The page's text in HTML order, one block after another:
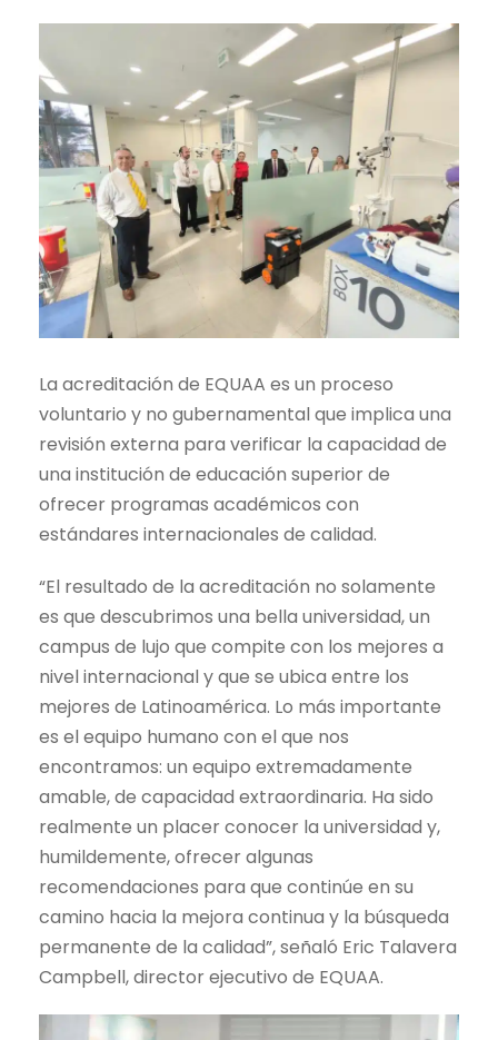
La acreditación de EQUAA es un proceso
voluntario y no gubernamental que implica una
revisión externa para verificar la capacidad de
una institución de educación superior de
ofrecer programas académicos con
estándares internacionales de calidad.
“El resultado de la acreditación no solamente
es que descubrimos una bella universidad, un
campus de lujo que compite con los mejores a
nivel internacional y que se ubica entre los
mejores de Latinoamérica. Lo más importante
es el equipo humano con el que nos
encontramos: un equipo extremadamente
amable, de capacidad extraordinaria. Ha sido
realmente un placer conocer la universidad y,
humildemente, ofrecer algunas
recomendaciones para que continúe en su
camino hacia la mejora continua y la búsqueda
permanente de la calidad”, señaló Eric Talavera
Campbell, director ejecutivo de EQUAA.